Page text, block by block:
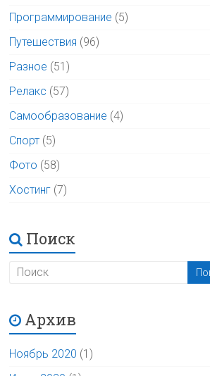
Программирование (5)
Путешествия (96)
Разное (51)
Релакс (57)
Самообразование (4)
Спорт (5)
Фото (58)
Хостинг (7)
Поиск
Архив
Ноябрь 2020 (1)